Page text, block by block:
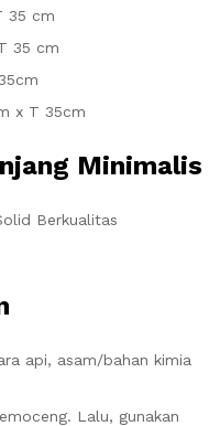
35 cm
35 cm
x T 35cm
Minimalis
Berkualitas
api, asam/bahan kimia
Lalu, gunakan